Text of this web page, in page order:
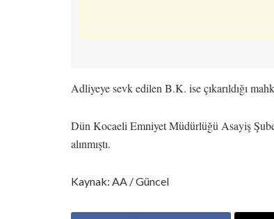
Adliyeye sevk edilen B.K. ise çıkarıldığı
Dün Kocaeli Emniyet Müdürlüğü Asayiş
alınmıştı.
Kaynak: AA / Güncel